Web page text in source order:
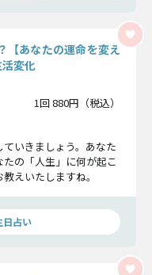
【あなたの運命を変え
変化
1回 880円（税込）
いきましょう。あなた
の「人生」に何が起こ
えいたしますね。
日占い